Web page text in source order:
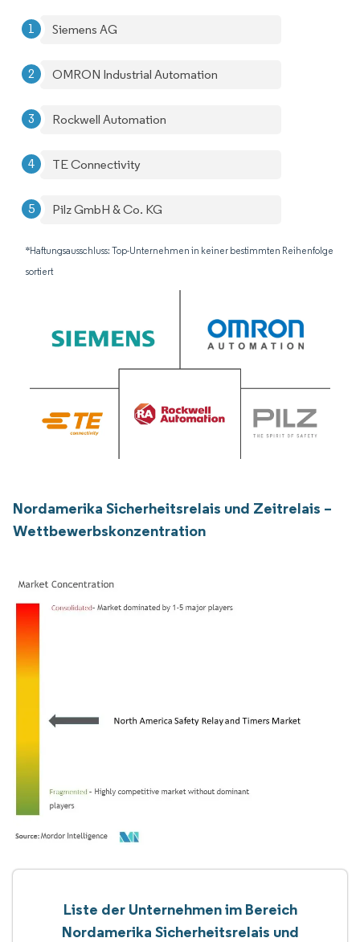
Siemens AG
OMRON Industrial Automation
Rockwell Automation
TE Connectivity
Pilz GmbH & Co. KG
*Haftungsausschluss: Top-Unternehmen in keiner bestimmten Reihenfolge
sortiert
Nordamerika Sicherheitsrelais und Zeitrelais –
Wettbewerbskonzentration
Liste der Unternehmen im Bereich
Nordamerika Sicherheitsrelais und